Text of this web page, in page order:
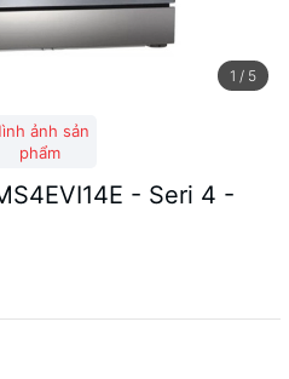
1 / 5
ảnh sản
phẩm
- Seri 4 -